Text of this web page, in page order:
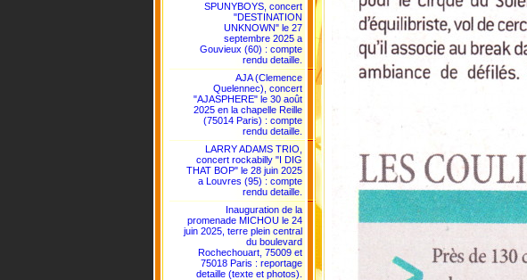
SPUNYBOYS, concert
"DESTINATION
UNKNOWN" le 27
septembre 2025 a
Gouvieux (60) : compte
rendu detaille.
AJA (Clemence
Quelennec), concert
"AJASPHERE" le 30 août
2025 en la chapelle Reille
(75014 Paris) : compte
rendu detaille.
LARRY ADAMS TRIO,
concert rockabilly "I DIG
THAT BOP" le 28 juin 2025
a Louvres (95) : compte
rendu detaille.
Inauguration de la
promenade MICHOU le 24
juin 2025, terre plein central
du boulevard
Rochechouart, 75009 et
75018 Paris : reportage
detaille (texte et photos).